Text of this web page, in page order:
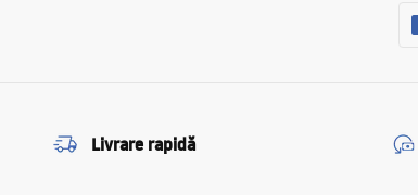
Livrare rapidă